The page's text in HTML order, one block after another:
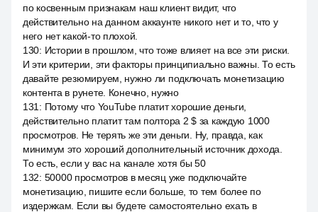
по косвенным признакам наш клиент видит, что
действительно на данном аккаунте никого нет и то, что у
него нет какой-то плохой.
130: Истории в прошлом, что тоже влияет на все эти риски.
И эти критерии, эти факторы принципиально важны. То есть
давайте резюмируем, нужно ли подключать монетизацию
контента в рунете. Конечно, нужно
131 : Потому что YouTube платит хорошие деньги,
действительно платит там полтора 2 $ за каждую 1000
просмотров. Не терять же эти деньги. Ну, правда, как
минимум это хороший дополнительный источник дохода.
То есть, если у вас на канале хотя бы 50
132: 50000 просмотров в месяц уже подключайте
монетизацию, пишите если больше, то тем более по
издержкам. Если вы будете самостоятельно ехать в